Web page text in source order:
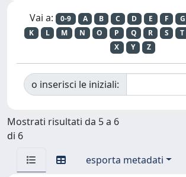
Vai a: 0-9 A B C D E F G
K
L M N O P Q R S T
X
Y Z
o inserisci le iniziali:
Mostrati risultati da 5 a 6
di 6
esporta metadati